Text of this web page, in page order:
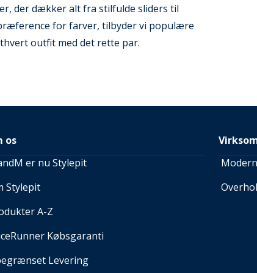
der dækker alt fra stilfulde sliders til
for farver, tilbyder vi populære
outfit med det rette par.
os
er nu Stylepit
Stylepit
A-Z
Købsgaranti
Levering